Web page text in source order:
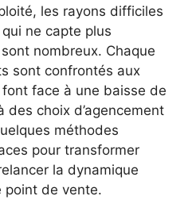
les rayons difficiles
ne capte plus
nombreux. Chaque
sont confrontés aux
face à une baisse de
des choix d’agencement
méthodes
pour transformer
la dynamique
point de vente.